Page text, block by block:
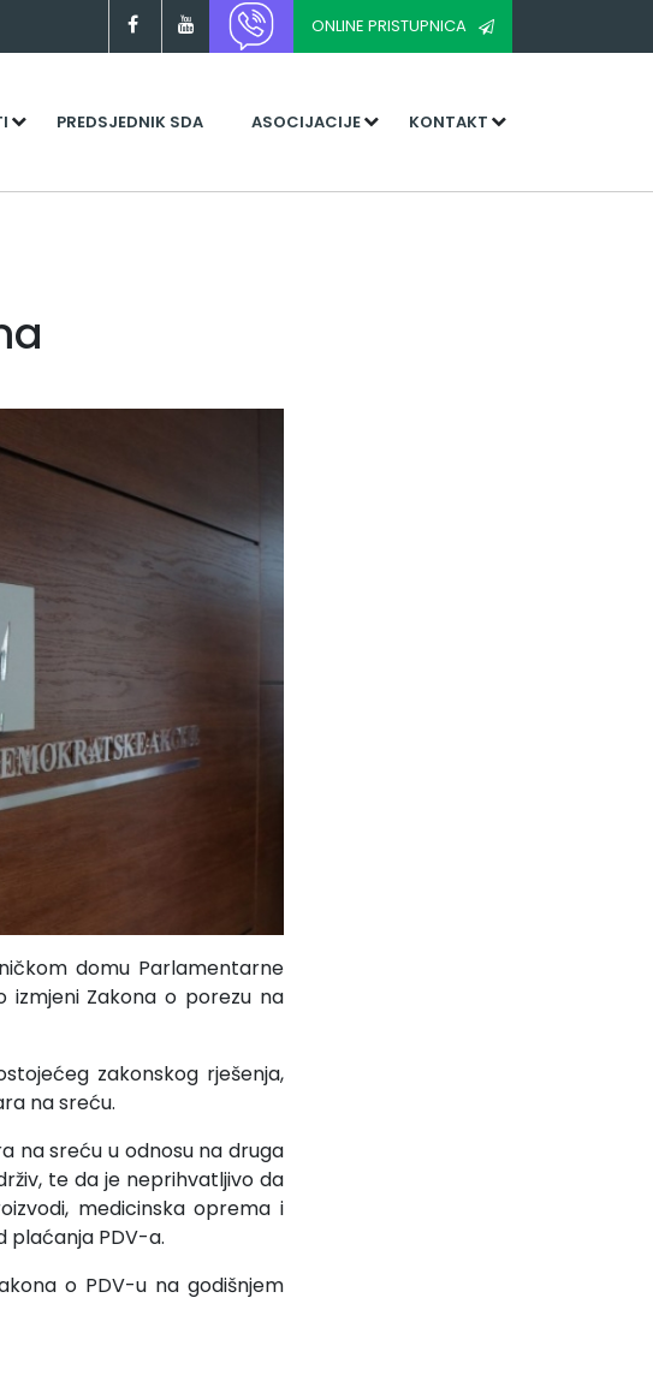
ONLINE PRISTUPNICA
PREDSJEDNIK SDA ASOCIJACIJE KONTAKT
domu Parlamentarne
izmjeni Zakona o porezu na
zakonskog rješenja,
na sreću.
na sreću u odnosu na druga
te da je neprihvatljivo da
medicinska oprema i
plaćanja PDV-a.
o PDV-u na godišnjem